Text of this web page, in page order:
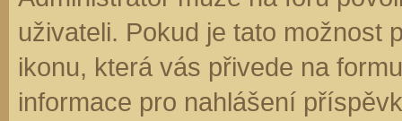
uživateli. Pokud je tato možnost
ikonu, která vás přivede na
informace pro nahlášení